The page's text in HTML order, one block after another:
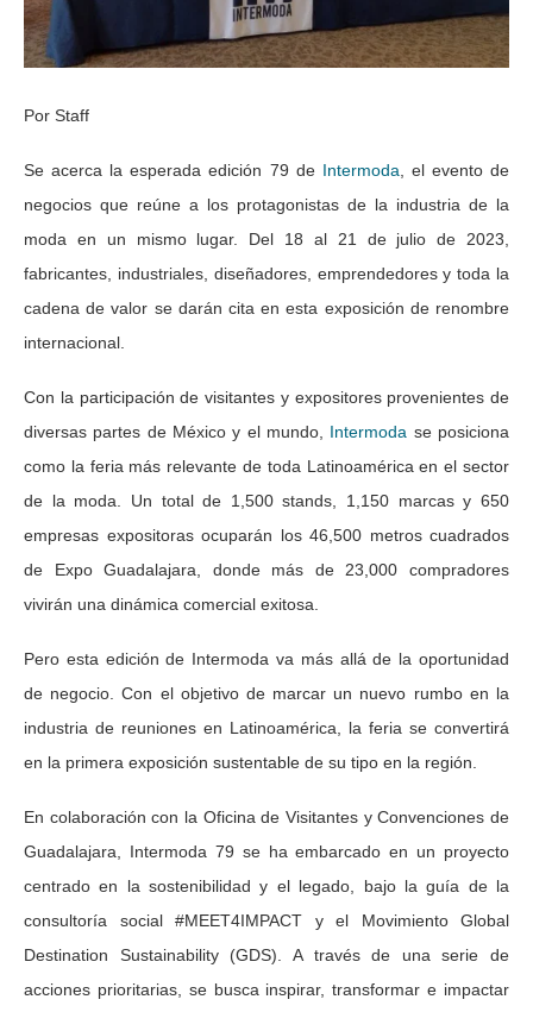
Por Staff
Se acerca la esperada edición 79 de Intermoda , el evento de
negocios que reúne a los protagonistas de la industria de la
moda en un mismo lugar. Del 18 al 21 de julio de 2023,
fabricantes, industriales, diseñadores, emprendedores y toda la
cadena de valor se darán cita en esta exposición de renombre
internacional.
Con la participación de visitantes y expositores provenientes de
diversas partes de México y el mundo, Intermoda se posiciona
como la feria más relevante de toda Latinoamérica en el sector
de la moda. Un total de 1,500 stands, 1,150 marcas y 650
empresas expositoras ocuparán los 46,500 metros cuadrados
de Expo Guadalajara, donde más de 23,000 compradores
vivirán una dinámica comercial exitosa.
Pero esta edición de Intermoda va más allá de la oportunidad
de negocio. Con el objetivo de marcar un nuevo rumbo en la
industria de reuniones en Latinoamérica, la feria se convertirá
en la primera exposición sustentable de su tipo en la región.
En colaboración con la Oficina de Visitantes y Convenciones de
Guadalajara, Intermoda 79 se ha embarcado en un proyecto
centrado en la sostenibilidad y el legado, bajo la guía de la
consultoría social #MEET4IMPACT y el Movimiento Global
Destination Sustainability (GDS). A través de una serie de
acciones prioritarias, se busca inspirar, transformar e impactar